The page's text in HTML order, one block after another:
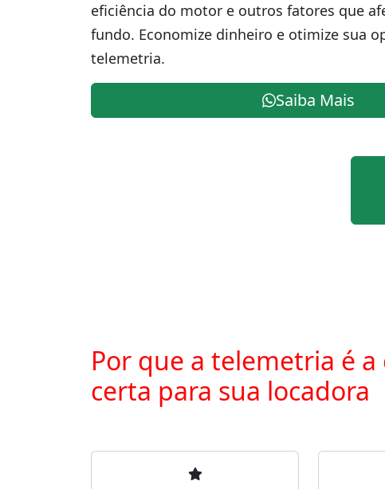
eficiência do motor e outros fatores que
fundo. Economize dinheiro e otimize sua
telemetria.
Saiba Mais
Por que a telemetria é a
certa para sua locadora